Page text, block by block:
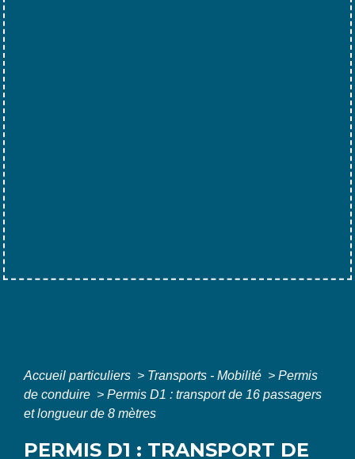
Accueil particuliers > Transports - Mobilité > Permis
de conduire > Permis D1 : transport de 16 passagers
et longueur de 8 mètres
PERMIS D1 : TRANSPORT DE